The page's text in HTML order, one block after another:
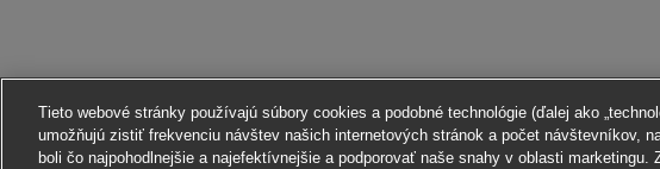
Tieto webové stránky používajú súbory cookies a podobné technológie (ďalej ako
umožňujú zistiť frekvenciu návštev našich internetových stránok a počet návštevníkov,
boli čo najpohodlnejšie a najefektívnejšie a podporovať naše snahy v oblasti marketingu.